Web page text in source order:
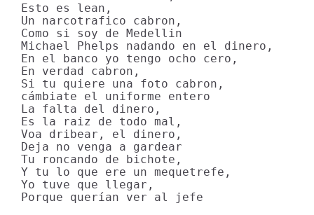
Esto es lean,
Un narcotrafico cabron,
Como si soy de Medellin
Michael Phelps nadando en el dinero,
En el banco yo tengo ocho cero,
En verdad cabron,
Si tu quiere una foto cabron,
cámbiate el uniforme entero
La falta del dinero,
Es la raiz de todo mal,
Voa dribear, el dinero,
Deja no venga a gardear
Tu roncando de bichote,
Y tu lo que ere un mequetrefe,
Yo tuve que llegar,
Porque querían ver al jefe